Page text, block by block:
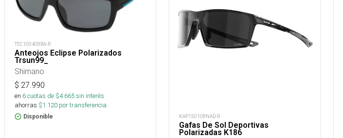
TEC100408BA-R
Anteojos Eclipse Polarizados
Trsun99_
Shimano
$ 27.990
en 6cuotas de $4.665sin interés
ahorras $1.120 por transferencia.
Disponible KAP150108NAD-R
Gafas De Sol Deportivas
Polarizadas K186